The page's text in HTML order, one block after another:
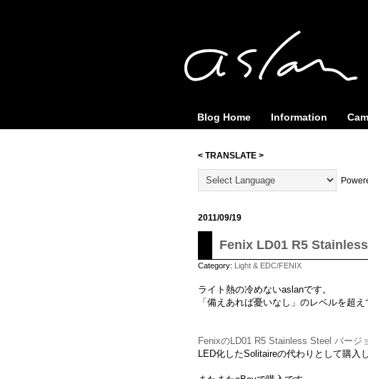
Blog Home Information
< TRANSLATE >
2011/09/19
Fenix LD01 R5
Category: Light & EDC/FENIX
ライト熱の冷めないaslanです。
「備えあれば憂いなし」のレベルを超
FenixのLD01 R5 Stainless Steel バージ
LED化したSolitaireの代わりとして購入